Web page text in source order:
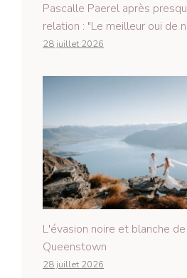
Pascalle Paerel après
relation : "Le meilleur oui de
28 juillet 2026
L'évasion noire et blanche
Queenstown
28 juillet 2026